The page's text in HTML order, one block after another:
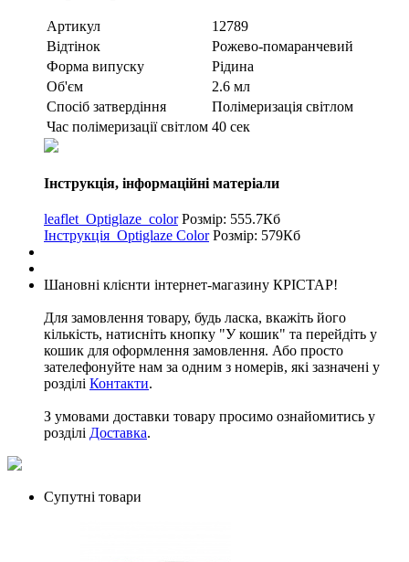
Артикул
12789
Відтінок
Рожево-помаранчевий
Форма випуску
Рідина
Об'єм
2.6 мл
Спосіб затвердіння
Полімеризація світлом
Час полімеризації світлом 40 сек
Інструкція, інформаційні матеріали
leaflet_Optiglaze_color Розмір: 555.7Кб
Інструкція_Optiglaze Color Розмір: 579Кб
Шановні клієнти інтернет-магазину КРІСТАР!
Для замовлення товару, будь ласка, вкажіть його
кількість, натисніть кнопку "У кошик" та перейдіть у
кошик для оформлення замовлення. Або просто
зателефонуйте нам за одним з номерів, які зазначені у
розділі Контакти.
З умовами доставки товару просимо ознайомитись у
розділі Доставка.
Супутні товари